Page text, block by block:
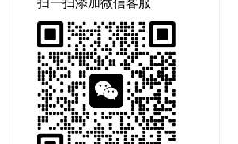
扫一扫添加微信客服